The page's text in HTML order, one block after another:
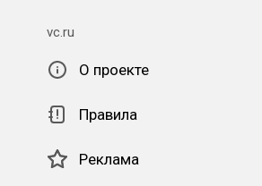
vc.ru
О проекте
Правила
Реклама